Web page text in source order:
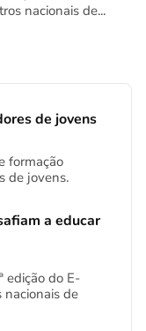
nacionais de...
de jovens
formação
de jovens.
a educar
edição do E-
nacionais de